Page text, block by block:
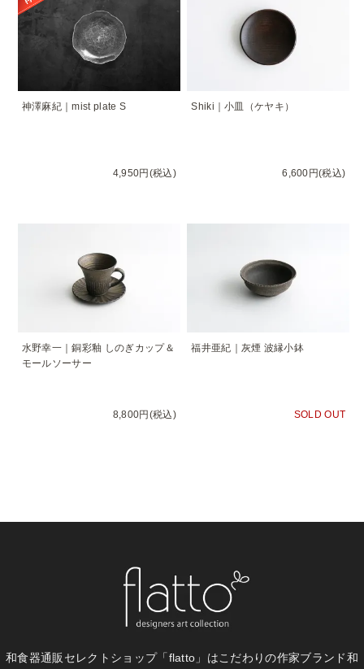
神澤麻紀｜mist plate S
4,950円(税込)
Shiki｜小皿（ケヤキ）
6,600円(税込)
水野幸一｜銅彩釉 しのぎカップ＆
モールソーサー
8,800円(税込)
福井亜紀｜灰煙 波縁小鉢
SOLD OUT
和食器通販セレクトショップ「flatto」はこだわりの作家ブランド和